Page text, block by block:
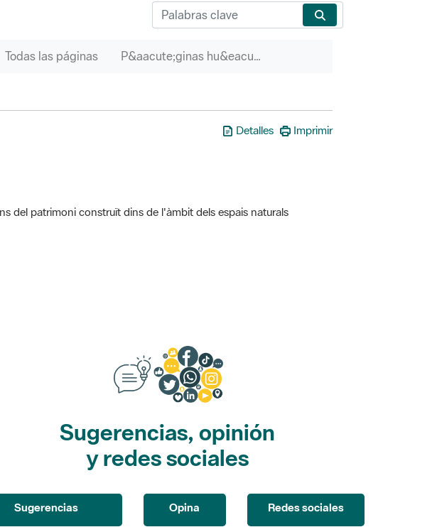
Todas las páginas P&aacute;ginas hu&eacute;rfanas
Detalles Imprimir
del patrimoni construït dins de l'àmbit dels espais naturals
0 estrellas de 5.
Sugerencias, opinión
y redes sociales
Sugerencias Opina Redes sociales